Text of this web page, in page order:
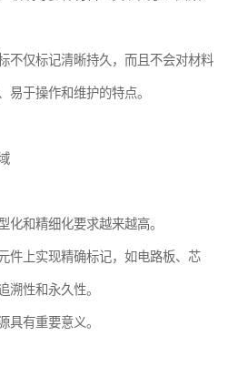
不仅标记清晰持久，而且不会对材料
易于操作和维护的特点。
化和精细化要求越来越高。
件上实现精确标记，如电路板、芯
溯性和永久性。
具有重要意义。